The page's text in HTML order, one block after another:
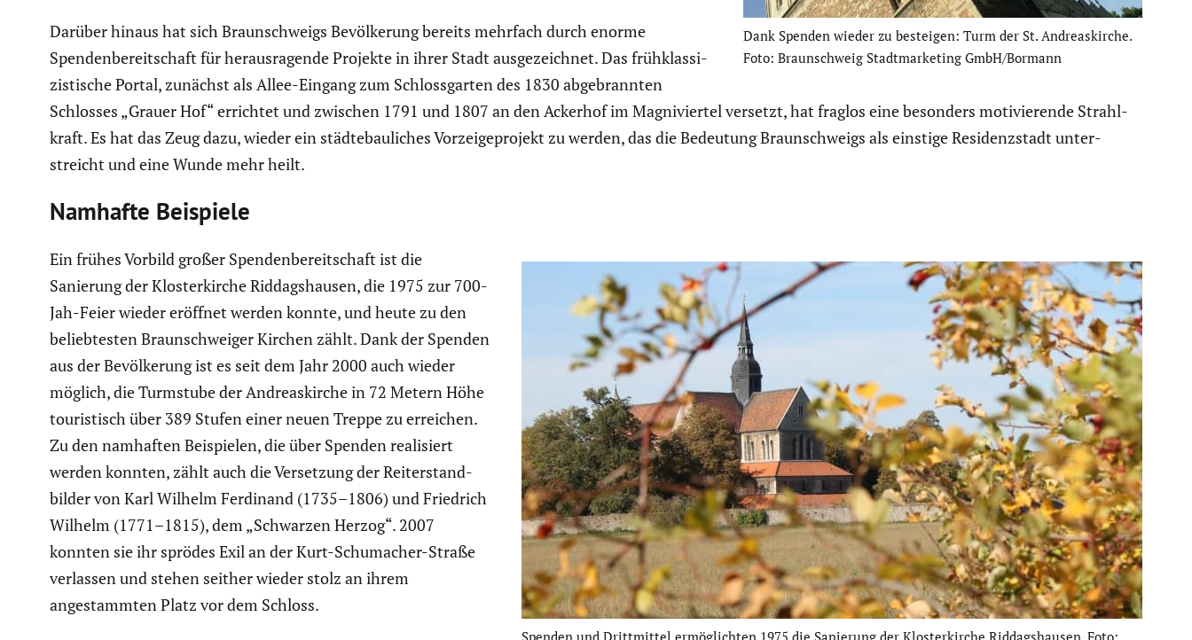
Dank Spenden wieder zu besteigen: Turm der St. Andre­as­kirche.
Foto: Braun­schweig Stadt­mar­ke­ting GmbH/Bormann
Darüber hinaus hat sich Braun­schweigs Bevöl­ke­rung bereits mehrfach durch enorme
Spenden­be­reit­schaft für heraus­ra­gende Projekte in ihrer Stadt ausge­zeichnet. Das frühklas­si­
zis­ti­sche Portal, zunächst als Allee-Eingang zum Schloss­garten des 1830 abgebrannten
Schlosses „Grauer Hof“ errichtet und zwischen 1791 und 1807 an den Ackerhof im Magni­viertel versetzt, hat fraglos eine besonders motivie­rende Strahl­
kraft. Es hat das Zeug dazu, wieder ein städte­bau­li­ches Vorzei­ge­pro­jekt zu werden, das die Bedeutung Braun­schweigs als einstige Residenz­stadt unter­
streicht und eine Wunde mehr heilt.
Namhafte Beispiele
Spenden und Dritt­mittel ermög­lichten 1975 die Sanierung der Kloster­kirche Riddags­hausen. Foto:
Ein frühes Vorbild großer Spenden­be­reit­schaft ist die
Sanierung der Kloster­kirche Riddags­hausen, die 1975 zur 700-
Jah-Feier wieder eröffnet werden konnte, und heute zu den
belieb­testen Braun­schweiger Kirchen zählt. Dank der Spenden
aus der Bevöl­ke­rung ist es seit dem Jahr 2000 auch wieder
möglich, die Turmstube der Andre­as­kirche in 72 Metern Höhe
touris­tisch über 389 Stufen einer neuen Treppe zu erreichen.
Zu den namhaften Beispielen, die über Spenden reali­siert
werden konnten, zählt auch die Verset­zung der Reiter­stand­
bilder von Karl Wilhelm Ferdinand (1735–1806) und Friedrich
Wilhelm (1771–1815), dem „Schwarzen Herzog“. 2007
konnten sie ihr sprödes Exil an der Kurt-Schuma­cher-Straße
verlassen und stehen seither wieder stolz an ihrem
angestammten Platz vor dem Schloss.